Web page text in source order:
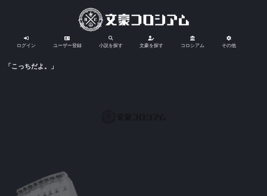
ログイン ユーザー登録 小説を探す 文豪を探す コロシアム その他
「こっちだよ。」